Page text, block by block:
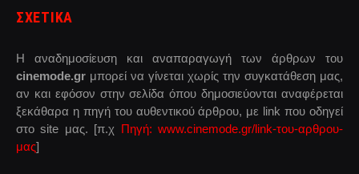
ΣΧΕΤΙΚΑ
Η αναδημοσίευση και αναπαραγωγή των άρθρων του
cinemode.gr μπορεί να γίνεται χωρίς την συγκατάθεση μας,
αν και εφόσον στην σελίδα όπου δημοσιεύονται αναφέρεται
ξεκάθαρα η πηγή του αυθεντικού άρθρου, με link που οδηγεί
στο site μας. [π.χ Πηγή: www.cinemode.gr/link-του-αρθρου-
μας]